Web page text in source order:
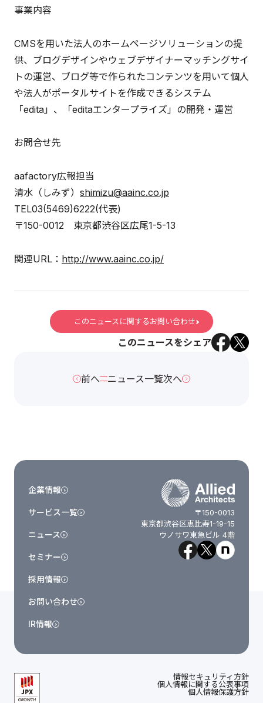
事業内容
CMSを用いた法人のホームページソリューションの提
供、ブログデザインやウェブデザイナーマッチングサイ
トの運営、ブログ等で作られたコンテンツを用いて個人
や法人がポータルサイトを作成できるシステム
「edita」、「editaエンタープライズ」の開発・運営
お問合せ先
aafactory広報担当
清水（しみず） shimizu@aainc.co.jp
TEL03(5469)6222(代表)
〒150-0012 東京都渋谷区広尾1-5-13
関連URL： http://www.aainc.co.jp/
このニュースに関するお問い合わせ
このニュースをシェア
前へ ニュース一覧次へ
〒150-0013
東京都渋谷区恵比寿1-19-15
ウノサワ東急ビル 4階
企業情報
サービス一覧
ニュース
セミナー
採用情報
お問い合わせ
IR情報
情報セキュリティ方針
個人情報に関する公表事項
個人情報保護方針